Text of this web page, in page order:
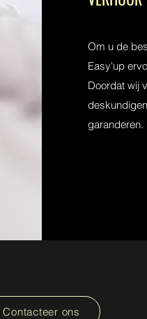
Om u de
Easy'up
Doordat wij
garanderen.
Contacteer ons